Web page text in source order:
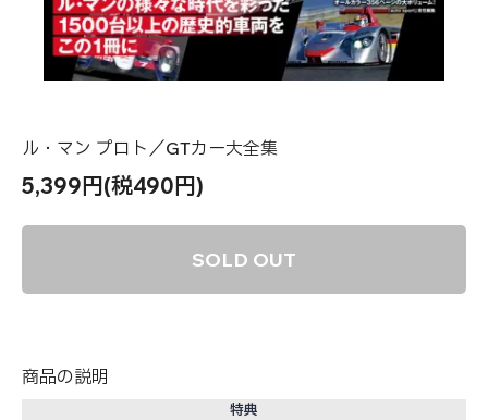
ル・マン プロト／GTカー大全集
5,399円(税490円)
SOLD OUT
商品の説明
特典